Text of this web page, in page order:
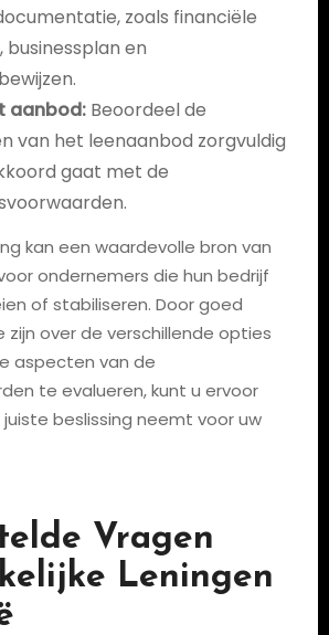
zoals financiële
en
aanbod:Beoordeel de
van het leenaanbod zorgvuldig
gaat met de
kan een waardevolle bron van
ondernemers die hun bedrijf
of stabiliseren. Door goed
over de verschillende opties
aspecten van de
te evalueren, kunt u ervoor
beslissing neemt voor uw
Vragen
Leningen